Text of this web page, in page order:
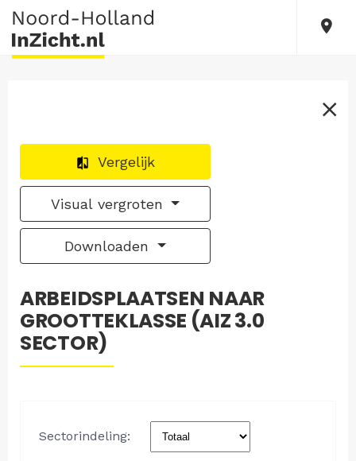
Vergelijk
Visual vergroten
Downloaden
ARBEIDSPLAATSEN NAAR
GROOTTEKLASSE (AIZ 3.0
SECTOR)